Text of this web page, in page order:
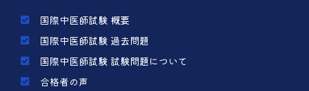
国際中医師試験 概要
国際中医師試験 過去問題
国際中医師試験 試験問題について
合格者の声